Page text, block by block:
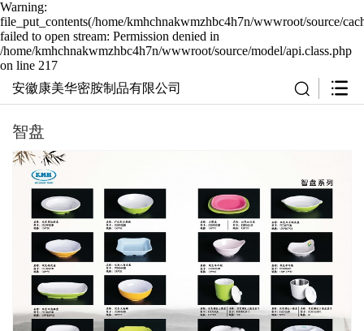
Warning:
file_put_contents(/home/kmhchnakwmzhbc4h7n/wwwroot/source/
failed to open stream: Permission denied in
/home/kmhchnakwmzhbc4h7n/wwwroot/source/model/api.class.php
on line 217
安徽康美华密胺制品有限公司
智盘